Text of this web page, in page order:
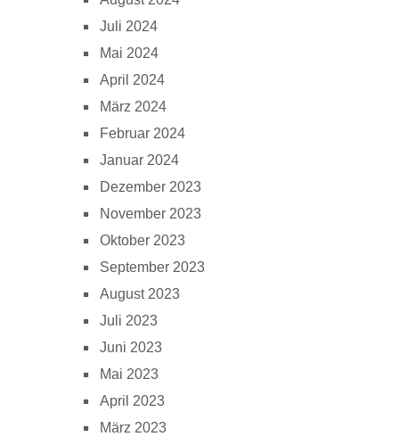
Juli 2024
Mai 2024
April 2024
März 2024
Februar 2024
Januar 2024
Dezember 2023
November 2023
Oktober 2023
September 2023
August 2023
Juli 2023
Juni 2023
Mai 2023
April 2023
März 2023